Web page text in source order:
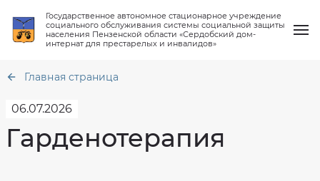
Государственное автономное стационарное учреждение
социального обслуживания системы социальной защиты
населения Пензенской области «Сердобский дом-
интернат для престарелых и инвалидов»
О нас
Общая
Главная страница
06.07.2026
Гарденотерапия